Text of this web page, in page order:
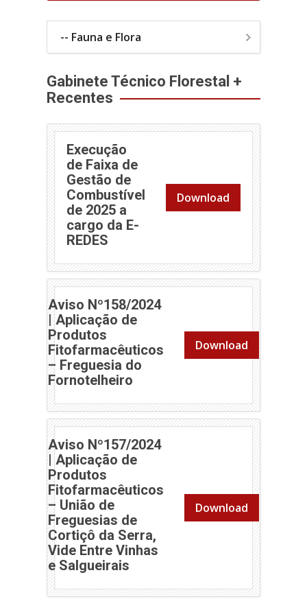
-- Fauna e Flora
Gabinete Técnico Florestal +
Recentes
Execução
de Faixa de
Gestão de
Combustível
de 2025 a
cargo da E-
REDES
Download
Aviso Nº158/2024
| Aplicação de
Produtos
Fitofarmacêuticos
– Freguesia do
Fornotelheiro (abre em nova janela)
Download
Aviso Nº157/2024
| Aplicação de
Produtos
Fitofarmacêuticos
– União de
Freguesias de
Cortiçô da Serra,
Vide Entre Vinhas
e Salgueirais (abre em nova janela)
Download